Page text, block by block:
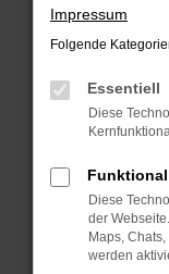
ERROR
Beim Laden
Hier sind
können:
Impressum
Folgende
Essentiell
Diese
Funktional
Diese
der
Maps,
werden